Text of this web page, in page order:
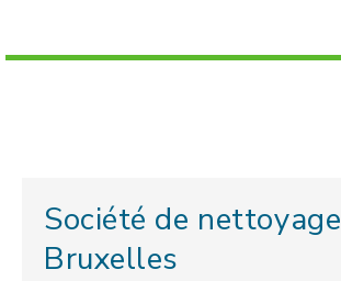
Société de nettoyage
Bruxelles